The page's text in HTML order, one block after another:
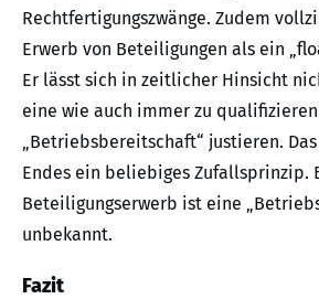
Rechtfertigungszwänge. Zudem
Erwerb von Beteiligungen als ein
Er lässt sich in zeitlicher Hinsicht
eine wie auch immer zu
„Betriebsbereitschaft“ justieren.
Endes ein beliebiges Zufallsprinzip.
Beteiligungserwerb ist eine
unbekannt.
Fazit